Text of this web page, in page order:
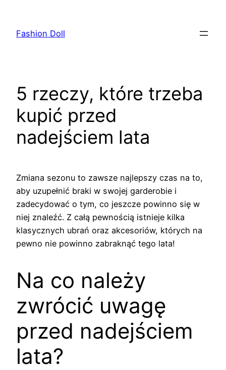
treściFashion Doll
5 rzeczy, które trzeba
kupić przed
nadejściem lata
Zmiana sezonu to zawsze najlepszy czas na to,
aby uzupełnić braki w swojej garderobie i
zadecydować o tym, co jeszcze powinno się w
niej znaleźć. Z całą pewnością istnieje kilka
klasycznych ubrań oraz akcesoriów, których na
pewno nie powinno zabraknąć tego lata!
Na co należy
zwrócić uwagę
przed nadejściem
lata?